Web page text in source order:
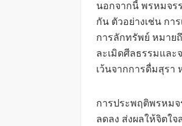
นอกจากนี้ พรหมจร
กัน ตัวอย่างเช่น กา
การลักทรัพย์ หมาย
ละเมิดศีลธรรมและ
เว้นจากการดื่มสุรา
การประพฤติพรหมจ
ลดลง ส่งผลให้จิตใ